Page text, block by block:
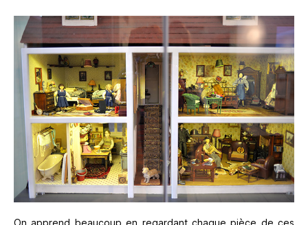
On apprend beaucoup en regardant chaque pièce de ces